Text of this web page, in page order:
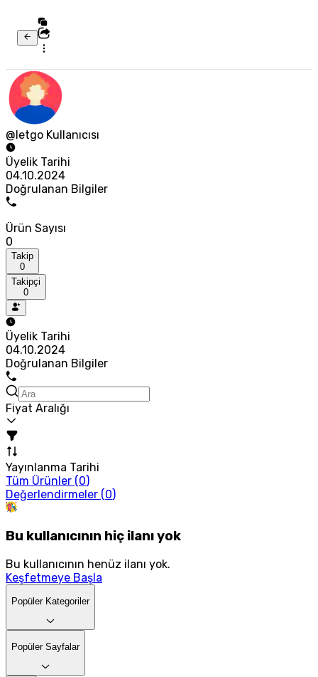
@letgo Kullanıcısı
Üyelik Tarihi
04.10.2024
Doğrulanan Bilgiler
Ürün Sayısı
0
Takip
0
Takipçi
0
Üyelik Tarihi
04.10.2024
Doğrulanan Bilgiler
Fiyat Aralığı
Yayınlanma Tarihi
Tüm Ürünler (0)
Değerlendirmeler (0)
Bu kullanıcının hiç ilanı yok
Bu kullanıcının henüz ilanı yok.
Keşfetmeye Başla
Popüler Kategoriler
Popüler Sayfalar